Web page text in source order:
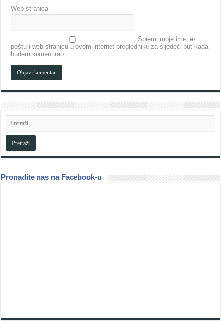
Web-stranica
Spremi moje ime, e-
poštu i web-stranicu u ovom internet pregledniku za sljedeći put kada
budem komentirao.
Pronađite nas na Facebook-u